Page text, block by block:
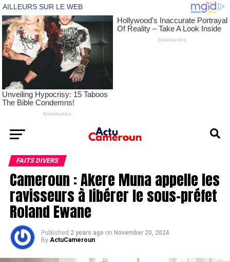
FAITS DIVERS
Cameroun : Akere Muna appelle les
ravisseurs à libérer le sous-préfet
Roland Ewane
Published 2 years ago on November 20, 2024
By ActuCameroun